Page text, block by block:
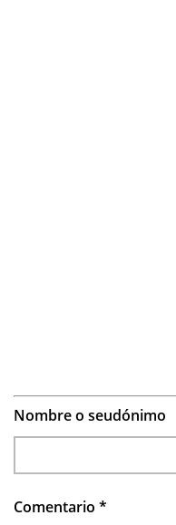
Nombre o seudónimo
Comentario *